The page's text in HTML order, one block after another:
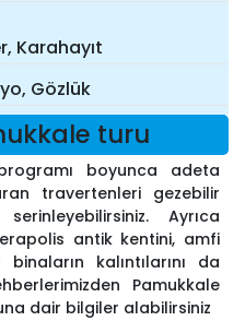
Karahayıt
Gözlük
turu
boyunca adeta
travertenleri gezebilir
Ayrıca
antik kentini, amfi
kalıntılarını da
Pamukkale
dair bilgiler alabilirsiniz